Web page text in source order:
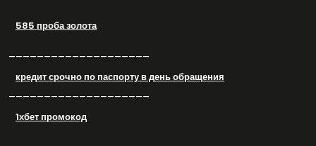
585 проба золота
––––––––––––––––––––
кредит срочно по паспорту в день обращения
––––––––––––––––––––
1хбет промокод